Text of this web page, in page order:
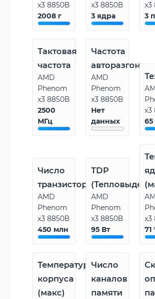
x3 8850B
2008 г
x3 8850B
3 ядра
x3
3
Тактовая
частота
AMD
Phenom
x3 8850B
2500
МГц
Частота
авторазгона
AMD
Phenom
x3 8850B
Нет
данных
x3
Число
транзисторов
AMD
Phenom
x3 8850B
450 млн
TDP
AMD
Phenom
x3 8850B
95 Вт
x3
71
Температура
корпуса
(макс)
Число
каналов
памяти